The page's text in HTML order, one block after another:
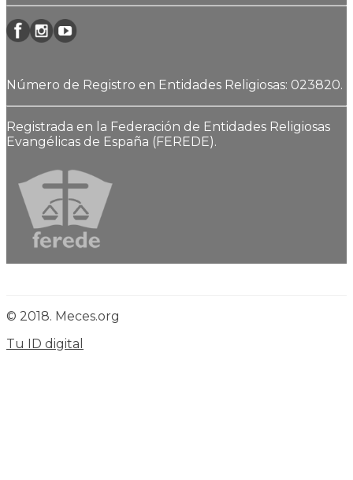
Número de Registro en Entidades Religiosas: 023820.
Registrada en la Federación de Entidades Religiosas
Evangélicas de España (FEREDE).
© 2018. Meces.org
Tu ID digital